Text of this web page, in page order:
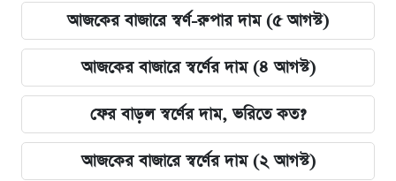
আজকের বাজারে স্বর্ণ-রুপার দাম (৫ আগস্ট)
আজকের বাজারে স্বর্ণের দাম (৪ আগস্ট)
ফের বাড়ল স্বর্ণের দাম, ভরিতে কত?
আজকের বাজারে স্বর্ণের দাম (২ আগস্ট)